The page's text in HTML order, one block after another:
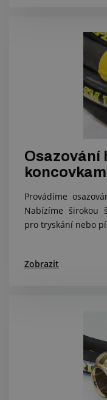
Osazování
Provádíme
Nabízíme širokou
pro tryskání nebo
Zobrazit